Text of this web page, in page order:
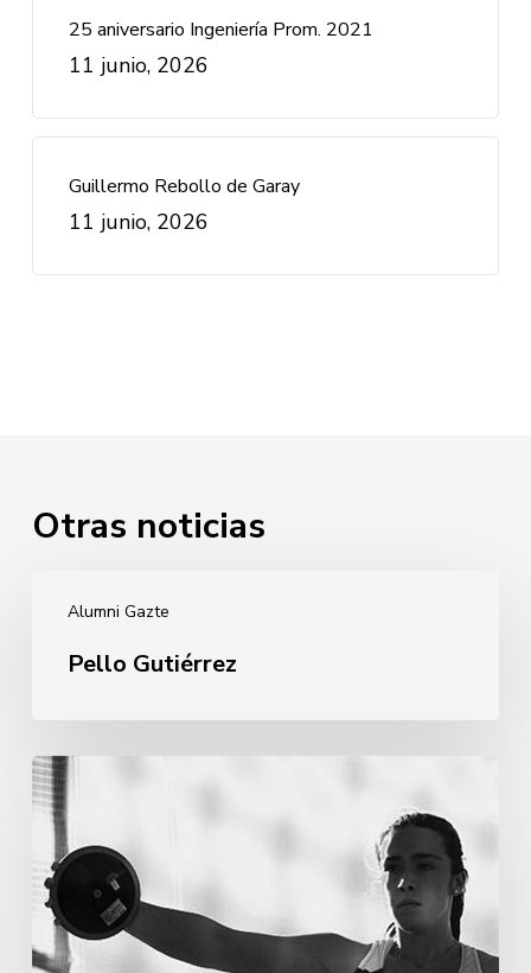
25 aniversario Ingeniería Prom. 2021
11 junio, 2026
Guillermo Rebollo de Garay
11 junio, 2026
Otras noticias
Alumni Gazte
Gutiérrez
Pello Gutiérrez
Andrea
Martínez
Murillo